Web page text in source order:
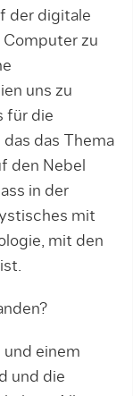
der digitale
Computer zu
uns zu
für die
das Thema
den Nebel
in der
mit
mit den
und einem
und die